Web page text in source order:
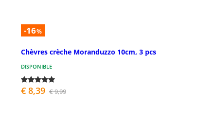
-16%
Chèvres crèche Moranduzzo 10cm, 3 pcs
DISPONIBLE
€ 8,39 € 9,99